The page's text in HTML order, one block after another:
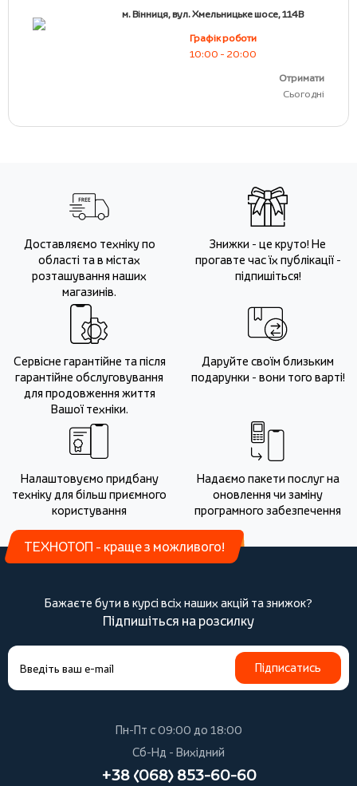
м. Вінниця, вул. Хмельницьке шосе, 114В
Графік роботи
10:00 - 20:00
Отримати
Сьогодні
Доставляємо техніку по
області та в містах
розташування наших
магазинів.
Знижки - це круто! Не
прогавте час їх публікації -
підпишіться!
Сервісне гарантійне та після
гарантійне обслуговування
для продовження життя
Вашої техніки.
Даруйте своїм близьким
подарунки - вони того варті!
Налаштовуємо придбану
техніку для більш приємного
користування
Надаємо пакети послуг на
оновлення чи заміну
програмного забезпечення
ТЕХНОТОП - краще з можливого!
Бажаєте бути в курсі всіх наших акцій та знижок?
Підпишіться на розсилку
Підписатись
Пн-Пт с 09:00 до 18:00
Сб-Нд - Вихідний
+38 (068) 853-60-60